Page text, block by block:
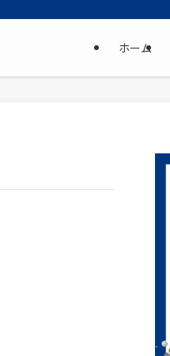
ホーム